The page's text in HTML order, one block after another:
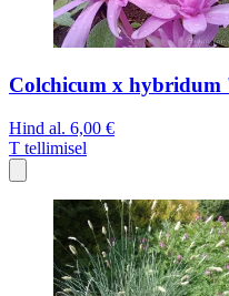
Colchicum x hybridum
Hind al. 6,00 €
T tellimisel